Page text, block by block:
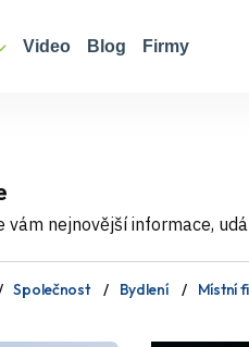
Video Blog Firmy
nejnovější informace,
Společnost Bydlení Místní